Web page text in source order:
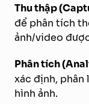
Thu thập
để phân tích
ảnh/video
Phân tích
xác định,
hình ảnh.